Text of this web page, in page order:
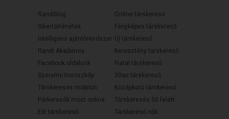
Randiblog
Sikertörténetek
Intelligens ajánlórendszer
Randi Akadémia
Facebook oldalunk
Szerelmi horoszkóp
Társkeresés mobilon
Párkeresők most online
Elit társkereső
Online társkereső
Fényképes társkereső
Új társkereső
Keresztény társkereső
Fiatal társkereső
30as társkereső
Középkorú társkereső
Társkeresés 50 felett
Társkereső nők